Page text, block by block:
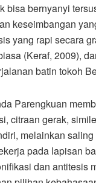
bisa bernyanyi
keseimbangan
yang rapi secara
(Keraf, 2009),
batin tokoh
Parengkuan
citraan gerak,
melainkan
pada lapisan
dan antitesis